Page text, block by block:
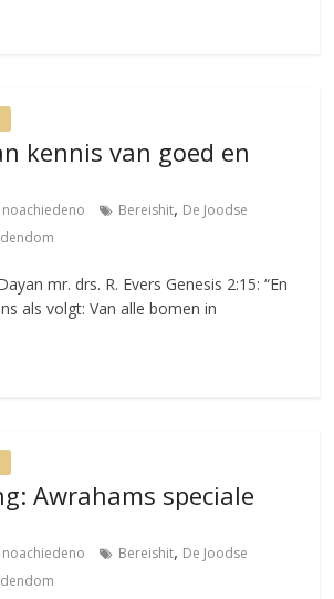
kennis van goed en
noachiedeno Bereishit, De Joodse
mr. drs. R. Evers Genesis 2:15: “En
als volgt: Van alle bomen in
Awrahams speciale
noachiedeno Bereishit, De Joodse